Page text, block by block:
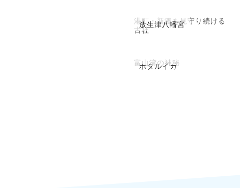
放生津八幡宮
港町・新湊を見守り続ける
古社
ホタルイカ
富山湾の神秘